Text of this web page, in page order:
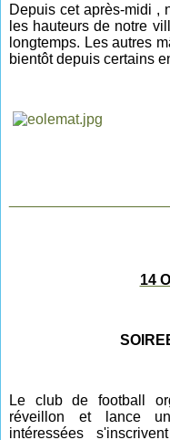
Depuis cet après-midi ,
les hauteurs de notre
longtemps. Les autres
bientôt depuis certains
14
Le club de football
réveillon et lance
intéressées